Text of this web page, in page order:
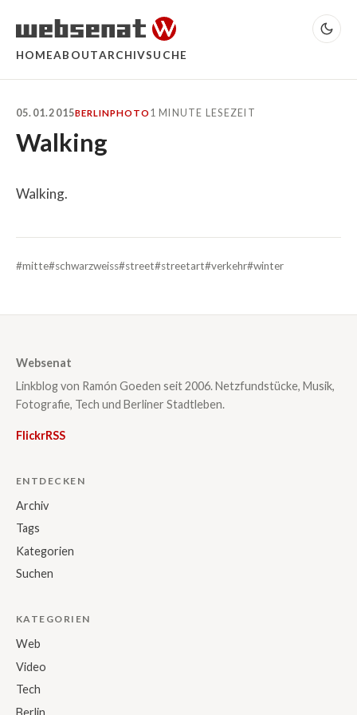
HOMEABOUTARCHIVSUCHE
05.01.2015BERLINPHOTO 1 MINUTE LESEZEIT
Walking
Walking.
#mitte#schwarzweiss#street#streetart#verkehr#winter
Websenat
Linkblog von Ramón Goeden seit 2006. Netzfundstücke, Musik,
Fotografie, Tech und Berliner Stadtleben.
FlickrRSS
ENTDECKEN
Archiv
Tags
Kategorien
Suchen
KATEGORIEN
Web
Video
Tech
Berlin